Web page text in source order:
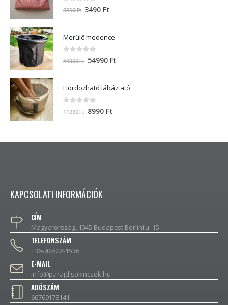
out of 5
3890Ft 3490 Ft
Merülő medence
out of 5
59900Ft 54990 Ft
Hordozható lábáztató
out of 5
11990Ft 8990 Ft
KAPCSOLATI INFORMÁCIÓK
CÍM
Magyarország, 1045 Budapest Berlini u. 15.
TELEFONSZÁM
+36-70-522-1536
E-MAIL
info@parajdisokincsek.hu
ADÓSZÁM
66769178141